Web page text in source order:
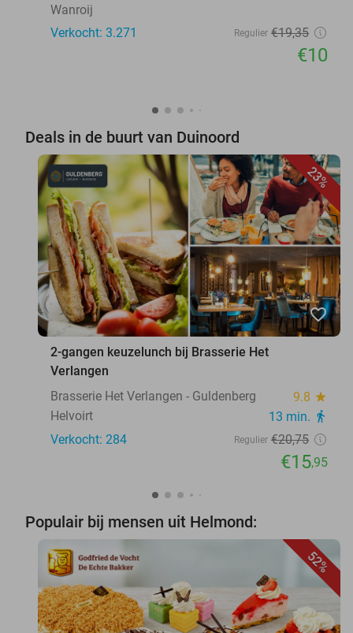
Wanroij
Verkocht: 3.271
Regulier €19,35
€10
Deals in de buurt van Duinoord
23%
favorite_border
2-gangen keuzelunch bij Brasserie Het
Verlangen
Brasserie Het Verlangen - Guldenberg
9.8 star
Helvoirt 13 min. directions_walk
Verkocht: 284 Regulier €20,75
€15,95
Populair bij mensen uit Helmond:
52%